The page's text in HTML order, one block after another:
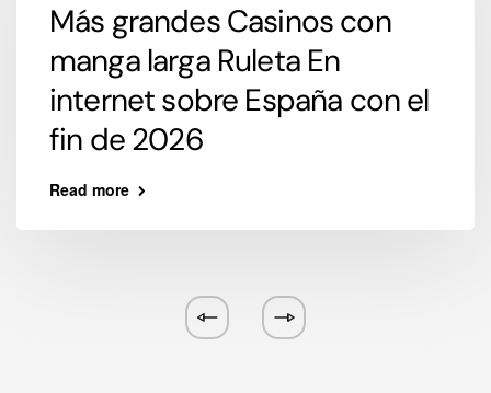
Más grandes Casinos con
manga larga Ruleta En
internet sobre España con el
fin de 2026
Read more